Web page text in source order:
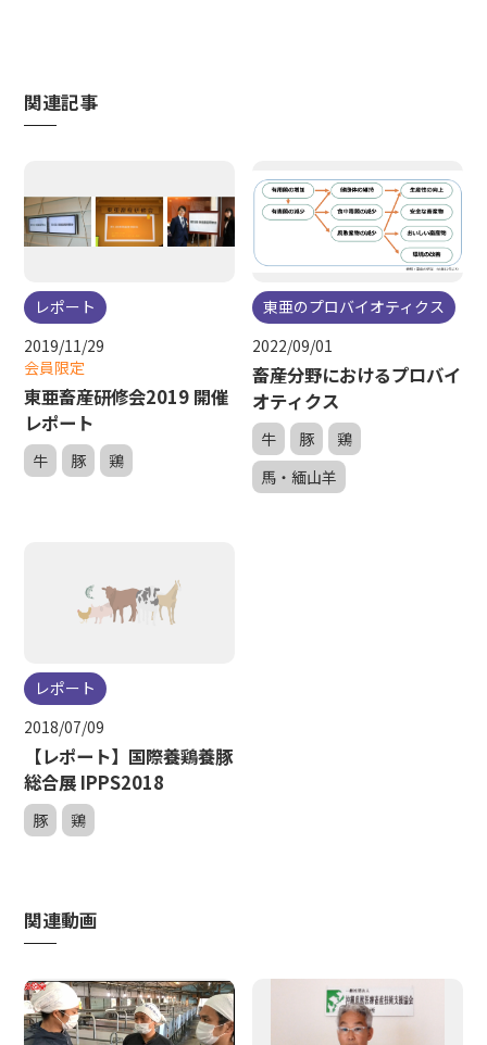
関連記事
レポート
2019/11/29
会員限定
東亜畜産研修会2019 開催
レポート
牛 豚 鶏
東亜のプロバイオティクス
2022/09/01
畜産分野におけるプロバイ
オティクス
牛 豚
鶏
馬・緬山羊
レポート
2018/07/09
【レポート】国際養鶏養豚
総合展 IPPS2018
豚 鶏
関連動画